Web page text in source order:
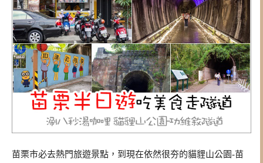
苗栗市必去熱門旅遊景點，到現在依然很夯的貓貍山公園-苗